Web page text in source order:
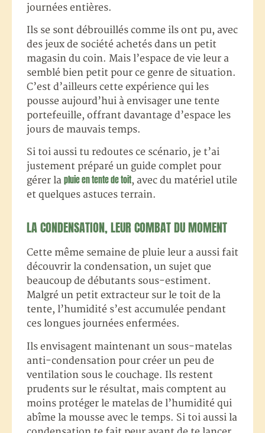
journées entières.
Ils se sont débrouillés comme ils ont pu, avec
des jeux de société achetés dans un petit
magasin du coin. Mais l’espace de vie leur a
semblé bien petit pour ce genre de situation.
C’est d’ailleurs cette expérience qui les
pousse aujourd’hui à envisager une tente
portefeuille, offrant davantage d’espace les
jours de mauvais temps.
Si toi aussi tu redoutes ce scénario, je t’ai
justement préparé un guide complet pour
gérer la pluie en tente de toit, avec du matériel utile
et quelques astuces terrain.
LA CONDENSATION, LEUR COMBAT DU MOMENT
Cette même semaine de pluie leur a aussi fait
découvrir la condensation, un sujet que
beaucoup de débutants sous-estiment.
Malgré un petit extracteur sur le toit de la
tente, l’humidité s’est accumulée pendant
ces longues journées enfermées.
Ils envisagent maintenant un sous-matelas
anti-condensation pour créer un peu de
ventilation sous le couchage. Ils restent
prudents sur le résultat, mais comptent au
moins protéger le matelas de l’humidité qui
abîme la mousse avec le temps. Si toi aussi la